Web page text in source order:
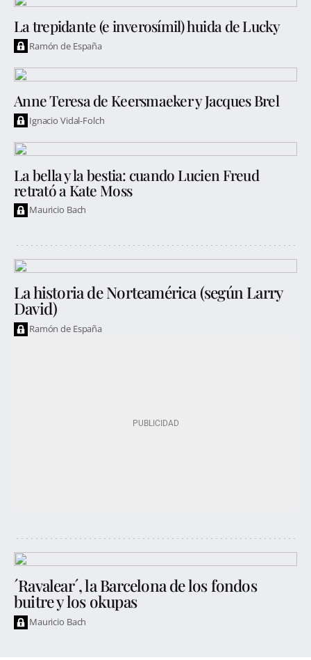
La trepidante (e inverosímil) huida de Lucky
Ramón de España
Anne Teresa de Keersmaeker y Jacques Brel
Ignacio Vidal-Folch
La bella y la bestia: cuando Lucien Freud
retrató a Kate Moss
Mauricio Bach
La historia de Norteamérica (según Larry
David)
Ramón de España
´Ravalear´, la Barcelona de los fondos
buitre y los okupas
Mauricio Bach